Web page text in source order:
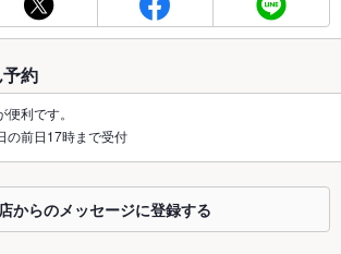
約
利です。
の前日17時まで受付
からのメッセージに登録する